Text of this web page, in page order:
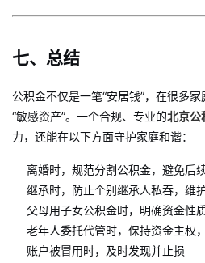
七、总结
公积金不仅是一笔“安居钱”，在很多
“敏感资产”。一个合规、专业的北京公
力，还能在以下方面守护家庭和谐：
离婚时，规范分割公积金，避免后
继承时，防止个别继承人私吞，维
父母用子女公积金时，明确资金性
老年人委托代管时，保持资金主权
账户被冒用时，及时发现并止损